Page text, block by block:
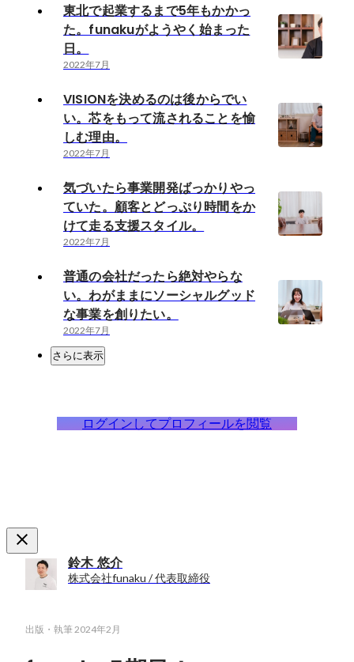
東北で起業するまで5年もかかっ
た。funakuがようやく始まった
日。
2022年7月
VISIONを決めるのは後からでい
い。芯をもって流されることを愉
しむ理由。
2022年7月
気づいたら事業開発ばっかりやっ
ていた。顧客とどっぷり時間をか
けて走る支援スタイル。
2022年7月
普通の会社だったら絶対やらな
い。わがままにソーシャルグッド
な事業を創りたい。
2022年7月
さらに表示
ログインしてプロフィールを閲覧
鈴木 悠介
株式会社funaku / 代表取締役
出版・執筆 2024年2月